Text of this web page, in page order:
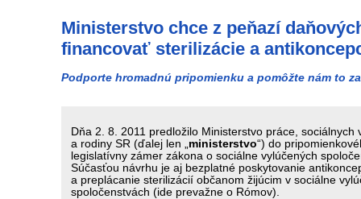
Ministerstvo chce z peňazí
financovať sterilizácie a
Podporte hromadnú pripomienku a pomôžte nám to
Dňa 2. 8. 2011 predložilo Ministerstvo práce, sociálnych
a rodiny SR (ďalej len „ ministerstvo“) do
legislatívny zámer zákona o sociálne vylúčených
Súčasťou návrhu je aj bezplatné poskytovanie
a preplácanie sterilizácií občanom žijúcim v sociálne
spoločenstvách (ide prevažne o Rómov).